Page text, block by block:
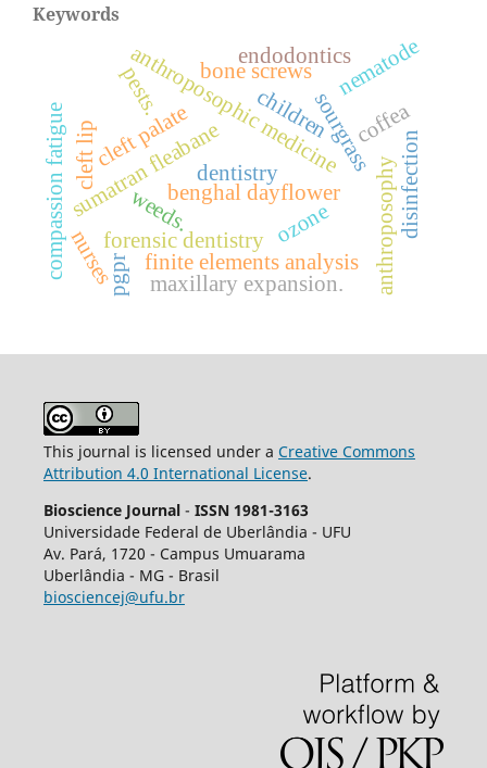
Keywords
benghal dayflower
sourgrass
sumatran fleabane
weeds. anthroposophy
anthroposophic medicine
dentistry
forensic dentistry
bone screws
cleft lipcleft palate
finite elements analysis
maxillary expansion.
ozone
coffea
nematode
pests.
disinfection
endodontics
compassion fatiguenurses
children
pgpr
This journal is licensed under a Creative Commons
Attribution 4.0 International License.
Bioscience Journal - ISSN 1981-3163
Universidade Federal de Uberlândia - UFU
Av. Pará, 1720 - Campus Umuarama
Uberlândia - MG - Brasil
biosciencej@ufu.br